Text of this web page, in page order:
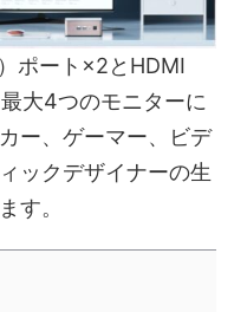
ポート×2とHDMI
大4つのモニターに
ー、ゲーマー、ビデ
ックデザイナーの生
す。